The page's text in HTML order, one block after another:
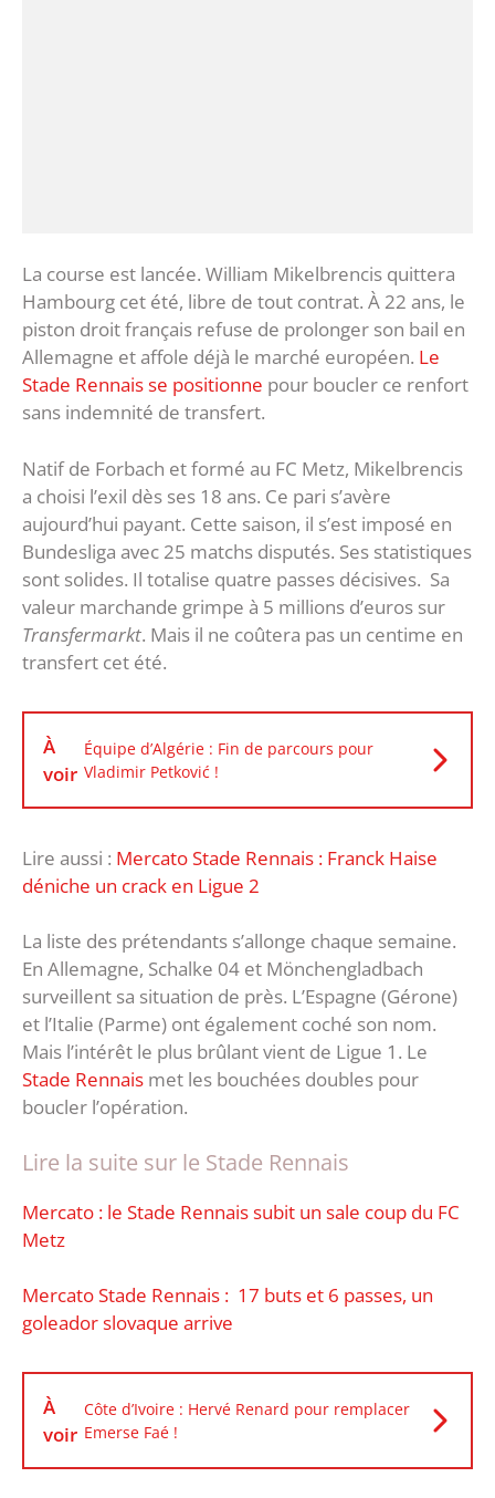
La course est lancée. William Mikelbrencis quittera
Hambourg cet été, libre de tout contrat. À 22 ans, le
piston droit français refuse de prolonger son bail en
Allemagne et affole déjà le marché européen. Le
Stade Rennais se positionne pour boucler ce renfort
sans indemnité de transfert.
Natif de Forbach et formé au FC Metz, Mikelbrencis
a choisi l’exil dès ses 18 ans. Ce pari s’avère
aujourd’hui payant. Cette saison, il s’est imposé en
Bundesliga avec 25 matchs disputés. Ses statistiques
sont solides. Il totalise quatre passes décisives. Sa
valeur marchande grimpe à 5 millions d’euros sur
Transfermarkt. Mais il ne coûtera pas un centime en
transfert cet été.
À
voir
Équipe d’Algérie : Fin de parcours pour
Vladimir Petković !
Lire aussi : Mercato Stade Rennais : Franck Haise
déniche un crack en Ligue 2
La liste des prétendants s’allonge chaque semaine.
En Allemagne, Schalke 04 et Mönchengladbach
surveillent sa situation de près. L’Espagne (Gérone)
et l’Italie (Parme) ont également coché son nom.
Mais l’intérêt le plus brûlant vient de Ligue 1. Le
Stade Rennais met les bouchées doubles pour
boucler l’opération.
Lire la suite sur le Stade Rennais
Mercato : le Stade Rennais subit un sale coup du FC
Metz
Mercato Stade Rennais : 17 buts et 6 passes, un
goleador slovaque arrive
À
voir
Côte d’Ivoire : Hervé Renard pour remplacer
Emerse Faé !